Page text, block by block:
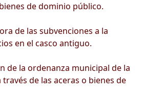
de dominio público.
de las subvenciones a la
en el casco antiguo.
de la ordenanza municipal de la
de las aceras o bienes de